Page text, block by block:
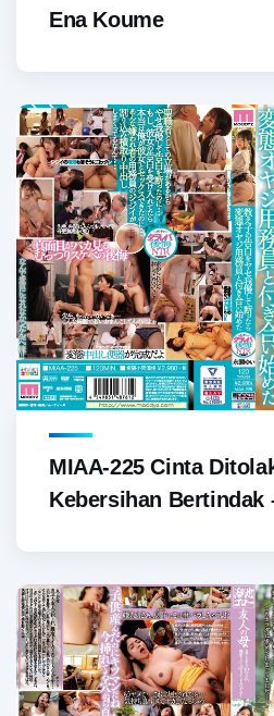
Ena Koume
MIAA-225 Cinta
Kebersihan Bertindak